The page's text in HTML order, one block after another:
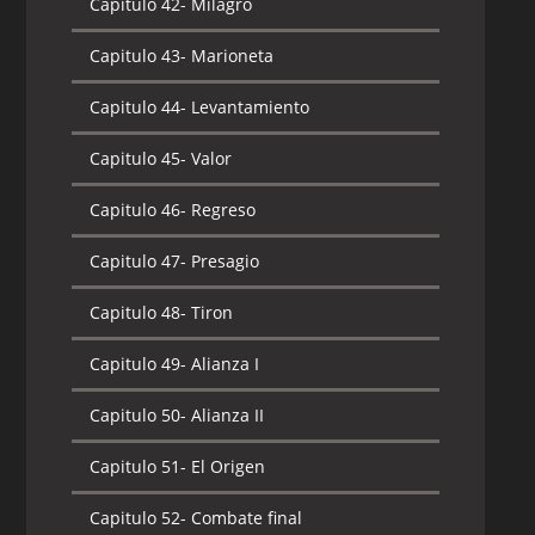
Capitulo 43- Marioneta
Capitulo 44- Levantamiento
Capitulo 45- Valor
Capitulo 46- Regreso
Capitulo 47- Presagio
Capitulo 48- Tiron
Capitulo 49- Alianza I
Capitulo 50- Alianza II
Capitulo 51- El Origen
Capitulo 52- Combate final